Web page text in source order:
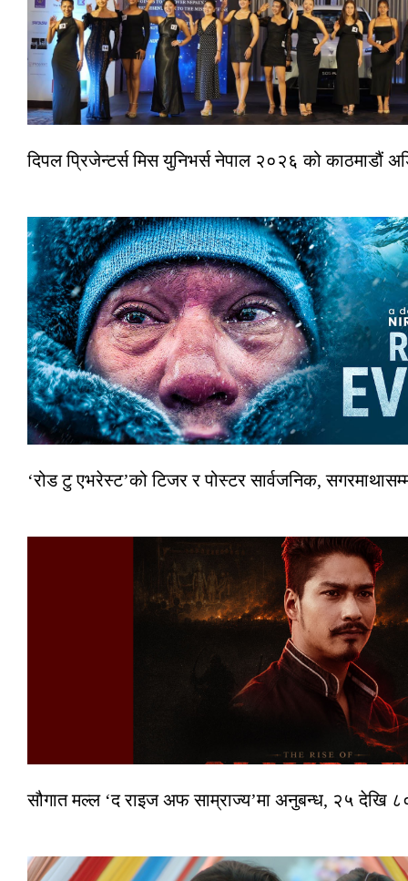
दिपल प्रिजेन्टर्स मिस युनिभर्स नेपाल २०२६ को काठमाडौं
‘रोड टु एभरेस्ट’को टिजर र पोस्टर सार्वजनिक,
सौगात मल्ल ‘द राइज अफ साम्राज्य’मा अनुबन्ध, २५ देखि